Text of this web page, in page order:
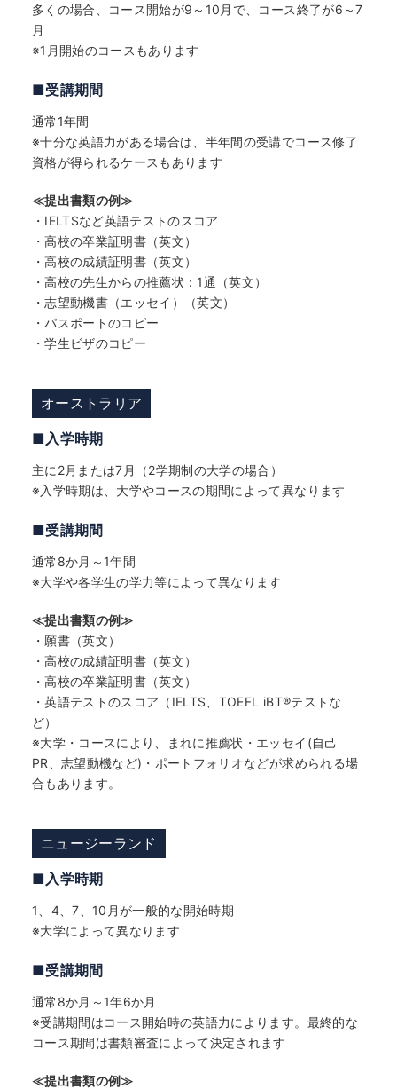
多くの場合、コース開始が9～10月で、コース終了が6～7
月
※1月開始のコースもあります
■受講期間
通常1年間
※十分な英語力がある場合は、半年間の受講でコース修了
資格が得られるケースもあります
≪提出書類の例≫
・IELTSなど英語テストのスコア
・高校の卒業証明書（英文）
・高校の成績証明書（英文）
・高校の先生からの推薦状：1通（英文）
・志望動機書（エッセイ）（英文）
・パスポートのコピー
・学生ビザのコピー
オーストラリア
■入学時期
主に2月または7月（2学期制の大学の場合）
※入学時期は、大学やコースの期間によって異なります
■受講期間
通常8か月～1年間
※大学や各学生の学力等によって異なります
≪提出書類の例≫
・願書（英文）
・高校の成績証明書（英文）
・高校の卒業証明書（英文）
・英語テストのスコア（IELTS、TOEFL iBT®テストな
ど）
※大学・コースにより、まれに推薦状・エッセイ(自己
PR、志望動機など)・ポートフォリオなどが求められる場
合もあります。
ニュージーランド
■入学時期
1、4、7、10月が一般的な開始時期
※大学によって異なります
■受講期間
通常8か月～1年6か月
※受講期間はコース開始時の英語力によります。最終的な
コース期間は書類審査によって決定されます
≪提出書類の例≫